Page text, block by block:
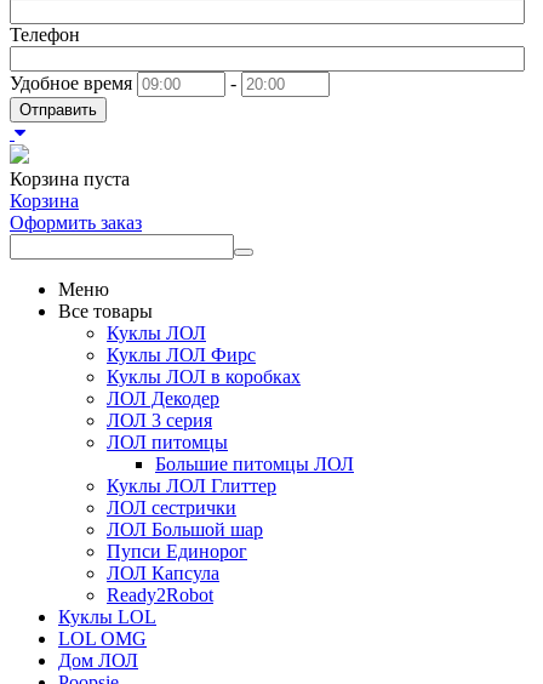
Телефон
Удобное время -
Отправить
Корзина пуста
Корзина
Оформить заказ
Меню
Все товары
Куклы ЛОЛ
Куклы ЛОЛ Фирс
Куклы ЛОЛ в коробках
ЛОЛ Декодер
ЛОЛ 3 серия
ЛОЛ питомцы
Большие питомцы ЛОЛ
Куклы ЛОЛ Глиттер
ЛОЛ сестрички
ЛОЛ Большой шар
Пупси Единорог
ЛОЛ Капсула
Ready2Robot
Куклы LOL
LOL OMG
Дом ЛОЛ